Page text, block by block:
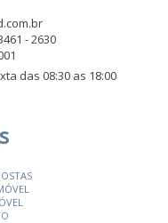
- 2630
das 08:30 as 18:00